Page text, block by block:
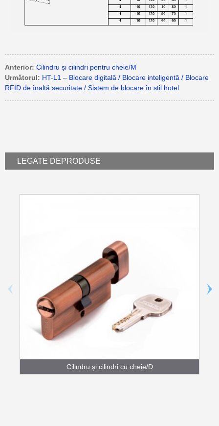
Anterior: Cilindru și cilindri pentru cheie/M
Următorul: HT-L1 – Blocare digitală / Blocare inteligentă / Blocare
RFID de înaltă securitate / Sistem de blocare în stil hotel
LEGATE DEPRODUSE
Cilindru și cilindri cu cheie/D